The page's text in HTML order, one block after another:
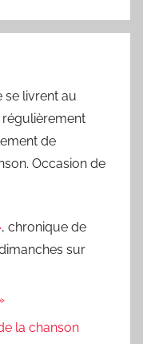
se livrent au
de
Occasion de
, chronique de
sur
la chanson